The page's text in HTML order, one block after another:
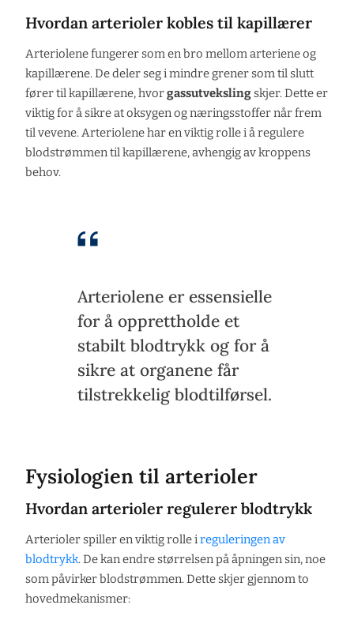
Hvordan arterioler kobles til kapillærer
Arteriolene fungerer som en bro mellom arteriene og
kapillærene. De deler seg i mindre grener som til slutt
fører til kapillærene, hvorgassutveksling skjer. Dette er
viktig for å sikre at oksygen og næringsstoffer når frem
til vevene. Arteriolene har en viktig rolle i å regulere
blodstrømmen til kapillærene, avhengig av kroppens
behov.
Arteriolene er essensielle
for å opprettholde et
stabilt blodtrykk og for å
sikre at organene får
tilstrekkelig blodtilførsel.
Fysiologien til arterioler
Hvordan arterioler regulerer blodtrykk
Arterioler spiller en viktig rolle ireguleringen av
blodtrykk. De kan endre størrelsen på åpningen sin, noe
som påvirker blodstrømmen. Dette skjer gjennom to
hovedmekanismer: